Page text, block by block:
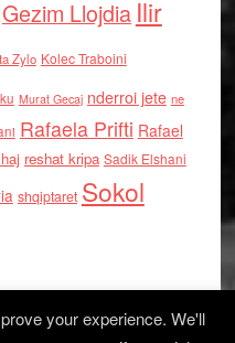
Gezim Llojdia Ilir
Zylo Kolec Traboini
Murat Gecaj nderroi jete ne
Rafaela Prifti Rafael
reshat kripa Sadik Elshani
shqiptaret Sokol
your experience. We'll